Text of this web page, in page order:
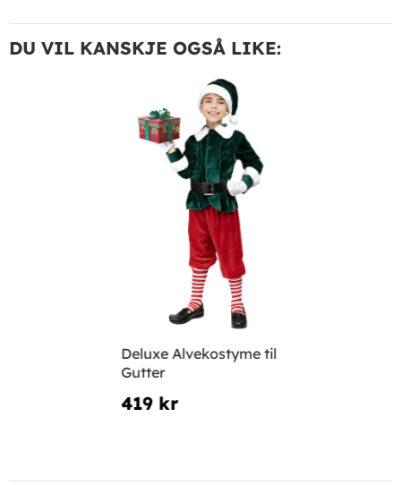
DU VIL KANSKJE OGSÅ LIKE:
Deluxe Alvekostyme til
Gutter
419 kr